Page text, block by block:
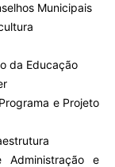
Municipais
da Educação
e Projeto
Administração e